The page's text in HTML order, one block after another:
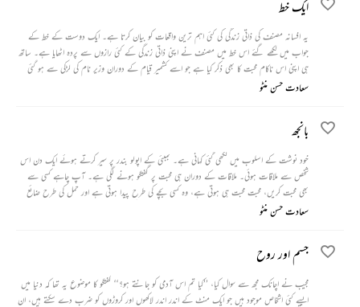
ایک خط
یہ افسانہ مصنف کی ذاتی زندگی کی کئی اہم ترین واقعات کو بیان کرتا ہے۔ ایک دوست کے خط کے
جواب میں لکھے گئے اس خط میں مصنف نے اپنی ذاتی زندگی کے کئی رازوں سے پردہ اٹھایا ہے۔ ساتھ
ہی اپنی اس ناکام محبت کا بھی ذکر کیا ہے جو اسے کشمیر قیام کے دوران وزیر نام کی لڑکی سے ہو گئی
تھی۔
سعادت حسن منٹو
بانجھ
خود نوشت کے اسلوب میں لکھی گئی کہانی ہے۔ بمبئی کے اپولو بندر پر سیر کرتے ہوئے ایک دن اس
شخص سے ملاقات ہوئی۔ ملاقات کے دوران ہی محبت پر گفتگو ہونے لگی ہے۔ آپ چاہے کسی سے
بھی محبت کریں، محبت محبت ہی ہوتی ہے، وہ کسی بچے کی طرح پیدا ہوتی ہے اور حمل کی طرح ضائع
بھی ہو جاتی ہے، یعنی قبل از پیدائش مر بھی سکتی ہے۔ کچھ لوگ ایسے ہی ہوتے ہیں جو چاہ کر بھی محبت
سعادت حسن منٹو
جسم اور روح
مجیب نے اچانک مجھ سے سوال کیا، ’’کیا تم اس آدمی کو جانتے ہو؟‘‘ گفتگو کا موضوع یہ تھا کہ دنیا میں
ایسے کئی اشخاص موجود ہیں جو ایک منٹ کے اندر اندر لاکھوں اور کروڑوں کو ضرب دے سکتے ہیں، ان